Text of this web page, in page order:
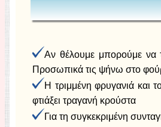
Αν θέλουμε μπορούμε να
Προσωπικά τις ψήνω στο
Η τριμμένη φρυγανιά και
φτιάξει τραγανή κρούστα
Για τη συγκεκριμένη